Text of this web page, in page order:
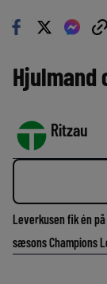
Hjulmand
Ritzau
Leverkusen fik én
sæsons Champions